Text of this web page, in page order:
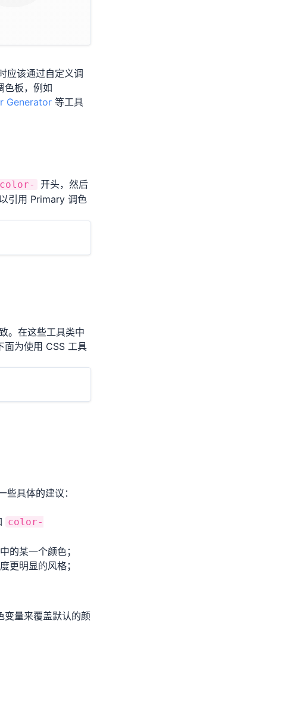
应该通过自定义调
色板，例如
Generator 等工具
开头，然后
引用 Primary 调色
。在这些工具类中
面为使用 CSS 工具
具体的建议：
color-
的某一个颜色；
更明显的风格；
变量来覆盖默认的颜